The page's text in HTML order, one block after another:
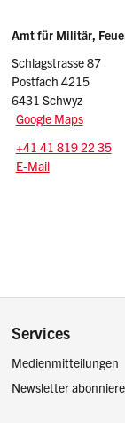
Sidebar
Adresse
Amt für Militär,
Schlagstrasse 87
Postfach 4215
6431 Schwyz
Google Maps
Tel.:
+41 41 819 22 35
E-Mail: schutzbauten
E-Mail
Footer
Services
Medienmitteilungen
Newsletter